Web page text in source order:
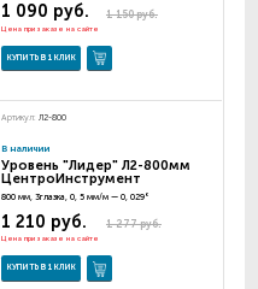
1 150 руб.
1 090 руб.
Цена при заказе на сайте
КУПИТЬ В 1 КЛИК
Артикул: Л2-800
В наличии
Уровень "Лидер" Л2-800мм
ЦентроИнструмент
800 мм, 3глазка, 0, 5 мм/м — 0, 029°
1 277 руб.
1 210 руб.
Цена при заказе на сайте
КУПИТЬ В 1 КЛИК